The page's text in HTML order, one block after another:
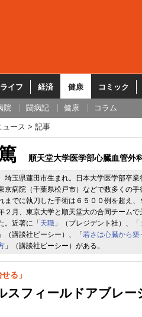
ライフ 経済 健康 コミック
院 闘病記 健康 コラム
ュース 記事
順天堂大学医学部心臓血管外
埼玉県蓮田市生まれ。日本大学医学部卒
京病院（千葉県松戸市）などで数多くの
までに執刀した手術は６５００例を超え
２月、東京大学と順天堂大の合同チーム
。近著に「 天職 」（プレジデント社）、「
」（講談社ビーシー）、「 若さは心臓から
」（講談社ビーシー）がある。
る」
スフィールドアブレー